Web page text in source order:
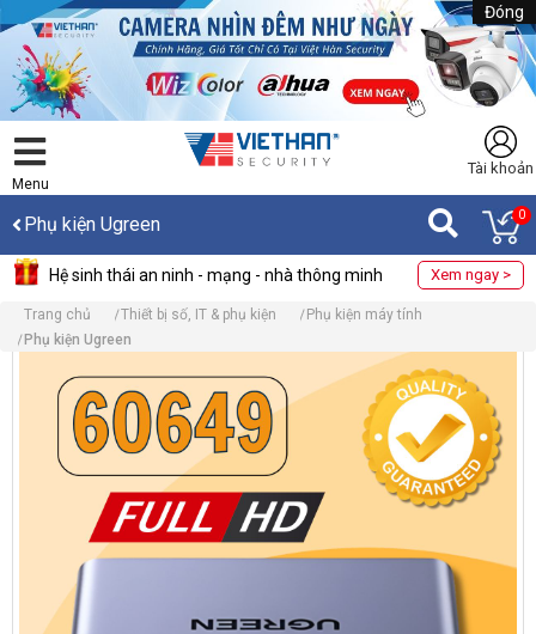
Đóng
Menu
Tài khoản
Phụ kiện Ugreen 0
Hệ sinh thái an ninh - mạng - nhà thông minh Xem ngay >
Trang chủ Thiết bị số, IT & phụ kiện
Phụ kiện máy tính
Phụ kiện Ugreen